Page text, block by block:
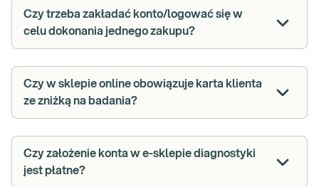
Czy trzeba zakładać konto/logować się w
celu dokonania jednego zakupu?
Czy w sklepie online obowiązuje karta klienta
ze zniżką na badania?
Czy założenie konta w e-sklepie diagnostyki
jest płatne?